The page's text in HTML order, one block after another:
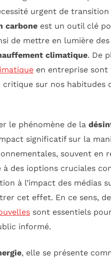
urgent de
carbone est un outil clé
de mettre en lumière
climatique. De
en entreprise sont
sur nos habitudes
le phénomène de la
significatif sur la
souvent en
à des ioptions cruciales
à l’impact des médias
cet effet. En ce sens,
sont essentiels
informé.
, elle se présente